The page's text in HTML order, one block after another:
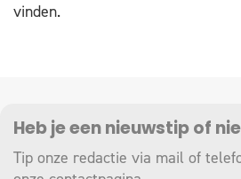
vinden.
Heb je een nieuwstip of
Tip onze redactie via mail of